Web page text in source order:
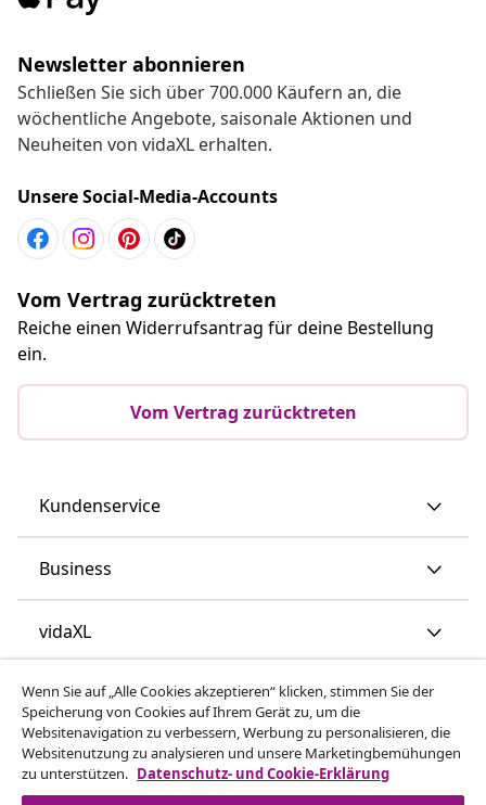
Newsletter abonnieren
Schließen Sie sich über 700.000 Käufern an, die
wöchentliche Angebote, saisonale Aktionen und
Neuheiten von vidaXL erhalten.
Unsere Social-Media-Accounts
Vom Vertrag zurücktreten
Reiche einen Widerrufsantrag für deine Bestellung
ein.
Vom Vertrag zurücktreten
Kundenservice
Business
vidaXL
Mehr entdecken
Wenn Sie auf „Alle Cookies akzeptieren“ klicken, stimmen Sie der
Speicherung von Cookies auf Ihrem Gerät zu, um die
Websitenavigation zu verbessern, Werbung zu personalisieren, die
Websitenutzung zu analysieren und unsere Marketingbemühungen
zu unterstützen. Datenschutz- und Cookie-Erklärung